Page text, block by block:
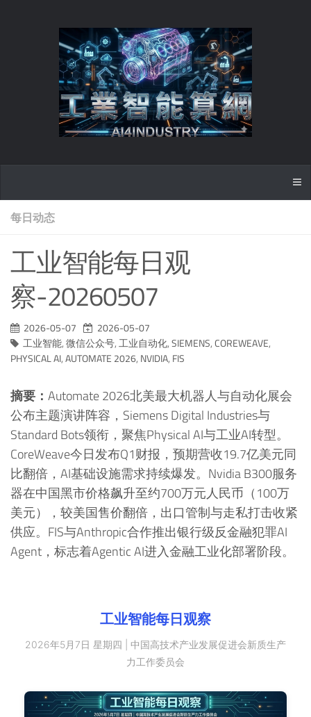
每日动态
工业智能每日观
察-20260507
2026-05-07
2026-05-07
工业智能,微信公众号,工业自动化,SIEMENS,COREWEAVE,
PHYSICAL AI,AUTOMATE 2026, NVIDIA, FIS
摘要： Automate 2026北美最大机器人与自动化展会
公布主题演讲阵容，Siemens Digital Industries与
Standard Bots领衔，聚焦Physical AI与工业AI转型。
CoreWeave今日发布Q1财报，预期营收19.7亿美元同
比翻倍，AI基础设施需求持续爆发。Nvidia B300服务
器在中国黑市价格飙升至约700万元人民币（100万
美元），较美国售价翻倍，出口管制与走私打击收紧
供应。FIS与Anthropic合作推出银行级反金融犯罪AI
Agent，标志着Agentic AI进入金融工业化部署阶段。
工业智能每日观察
2026年5月7日 星期四 | 中国高技术产业发展促进会新质生产
力工作委员会